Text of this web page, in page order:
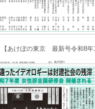
【あけぼの東京 最新号令和8年1